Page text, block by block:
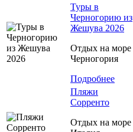
Туры в
Черногорию из
Жешува 2026
Отдых на море
Черногория
Подробнее
Пляжи
Сорренто
Отдых на море